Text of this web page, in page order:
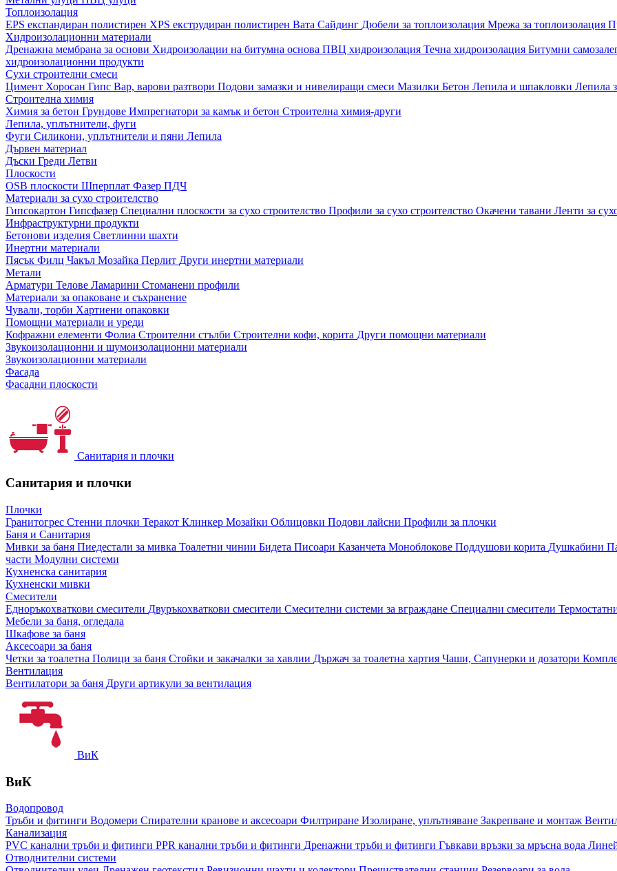
Топлоизолация
EPS експандиран полистирен XPS екструдиран полистирен Вата Сайдинг Дюбели за топлоизолация Мрежа за топлоизолация
Хидроизолационни материали
Дренажна мембрана за основи Хидроизолации на битумна основа ПВЦ хидроизолация Течна хидроизолация Битумни
хидроизолационни продукти
Сухи строителни смеси
Цимент Хоросан Гипс Вар, варови разтвори Подови замазки и нивелиращи смеси Мазилки Бетон Лепила и шпакловки Лепила
Строителна химия
Химия за бетон Грундове Импрегнатори за камък и бетон Строителна химия-други
Лепила, уплътнители, фуги
Фуги Силикони, уплътнители и пяни Лепила
Дървен материал
Дъски Греди Летви
Плоскости
OSB плоскости Шперплат Фазер ПДЧ
Материали за сухо строителство
Гипсокартон Гипсфазер Специални плоскости за сухо строителство Профили за сухо строителство Окачени тавани Ленти за
Инфраструктурни продукти
Бетонови изделия Светлинни шахти
Инертни материали
Пясък Филц Чакъл Мозайкa Перлит Други инертни материали
Метали
Арматури Телове Ламарини Стоманени профили
Материали за опаковане и съхранение
Чували, торби Хартиени опаковки
Помощни материали и уреди
Кофражни елементи Фолиа Строителни стълби Строителни кофи, корита Други помощни материали
Звукоизолационни и шумоизолационни материали
Звукоизолационни материали
Фасада
Фасадни плоскости
Санитария и плочки
Санитария и плочки
Плочки
Гранитогрес Стенни плочки Теракот Клинкер Мозайки Облицовки Подови лайсни Профили за плочки
Баня и Санитария
Мивки за баня Пиедестали за мивка Тоалетни чинии Бидета Писоари Казанчета Моноблокове Поддушови корита Душкабини
части Модулни системи
Кухненска санитария
Кухненски мивки
Смесители
Едноръкохваткови смесители Двуръкохваткови смесители Смесителни системи за вграждане Специални смесители
Мебели за баня, огледала
Шкафове за баня
Аксесоари за баня
Четки за тоалетна Полици за баня Стойки и закачалки за хавлии Държач за тоалетна хартия Чаши, Сапунерки и дозатори
Вентилация
Вентилатори за баня Други артикули за вентилация
ВиК
ВиК
Водопровод
Тръби и фитинги Водомери Спирателни кранове и аксесоари Филтриране Изолиране, уплътняване Закрепване и монтаж
Канализация
PVC канални тръби и фитинги PPR канални тръби и фитинги Дренажни тръби и фитинги Гъвкави връзки за мръсна вода
Отводнителни системи